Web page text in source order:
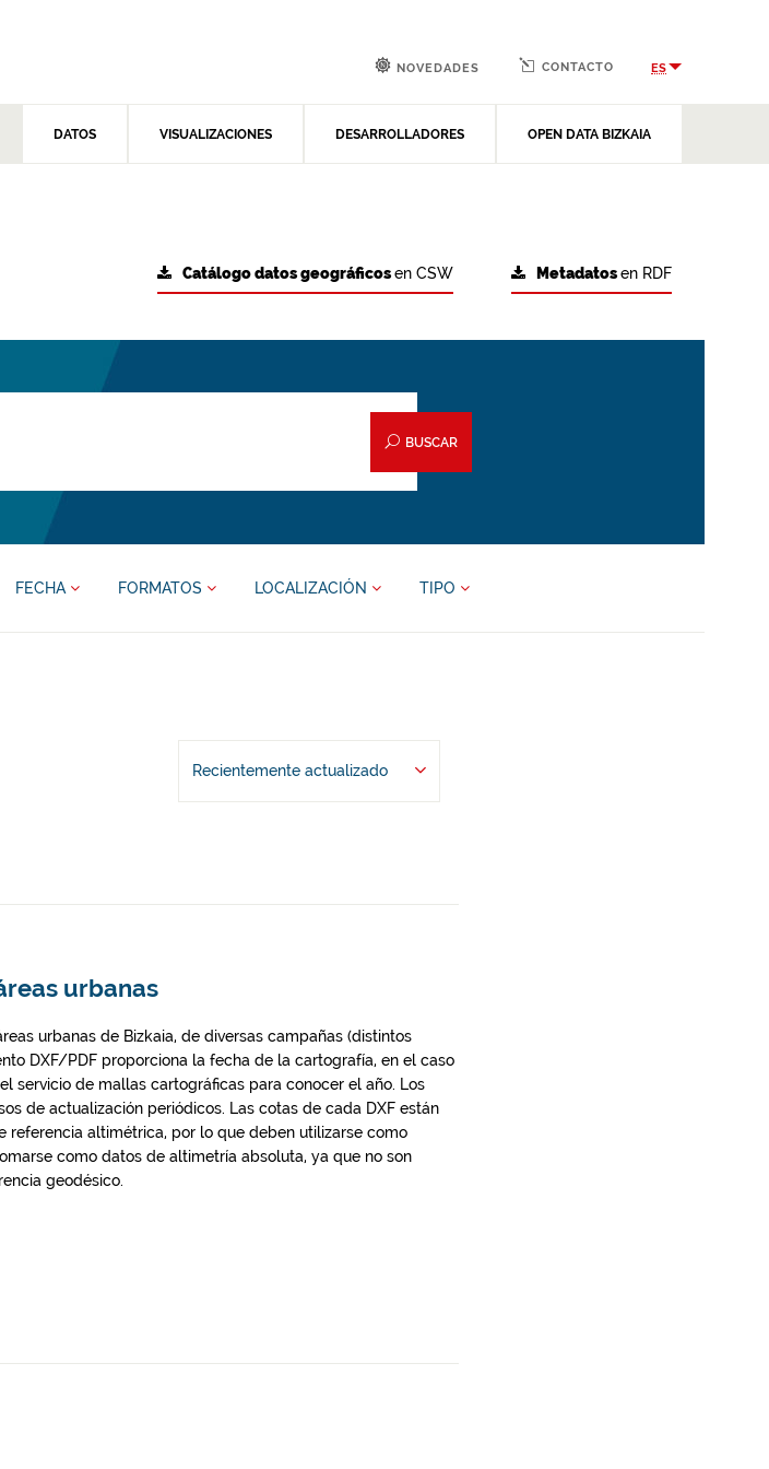
DATOS VISUALIZACIONES DESARROLLADORES OPEN DATA BIZKAIA
NOVEDADES CONTACTO ES
Metadatosen RDF
Catálogo datos geográficosen CSW
BUSCAR
FECHA FORMATOS LOCALIZACIÓN TIPO
Recientemente actualizado
urbanas
urbanas de Bizkaia, de diversas campañas (distintos
DXF/PDF proporciona la fecha de la cartografía, en el caso
servicio de mallas cartográficas para conocer el año. Los
de actualización periódicos. Las cotas de cada DXF están
referencia altimétrica, por lo que deben utilizarse como
como datos de altimetría absoluta, ya que no son
geodésico.